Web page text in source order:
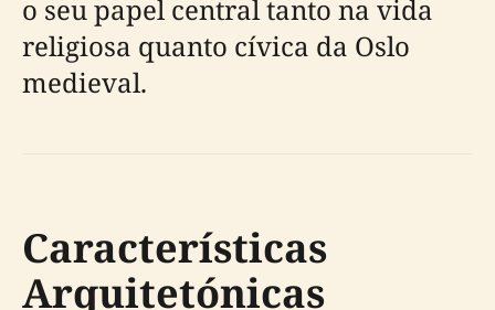
o seu papel central tanto na vida
religiosa quanto cívica da Oslo
medieval.
Características
Arquitetónicas